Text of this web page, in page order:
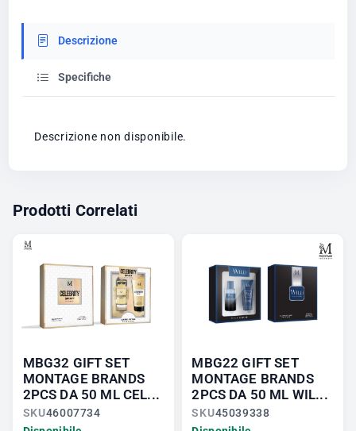
Descrizione
Specifiche
Descrizione non disponibile.
Prodotti Correlati
MBG32 GIFT SET
MONTAGE BRANDS
2PCS DA 50 ML CEL...
SKU46007734
MBG22 GIFT SET
MONTAGE BRANDS
2PCS DA 50 ML WIL...
SKU45039338